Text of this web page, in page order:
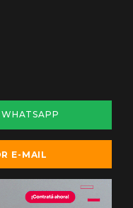
E-MAIL